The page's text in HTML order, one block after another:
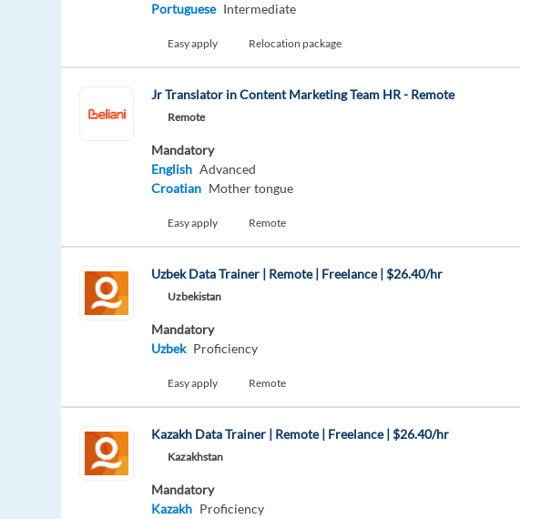
Portuguese Intermediate
Easy apply Relocation package
Jr Translator in Content Marketing Team HR - Remote
Remote
Mandatory
English Advanced
Croatian Mother tongue
Easy apply Remote
Uzbek Data Trainer | Remote | Freelance | $26.40/hr
Uzbekistan
Mandatory
Uzbek Proficiency
Easy apply Remote
Kazakh Data Trainer | Remote | Freelance | $26.40/hr
Kazakhstan
Mandatory
Kazakh Proficiency